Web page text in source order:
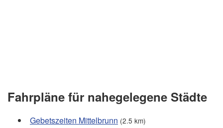
Fahrpläne für nahegelegene Städte
Gebetszeiten Mittelbrunn (2.5 km)